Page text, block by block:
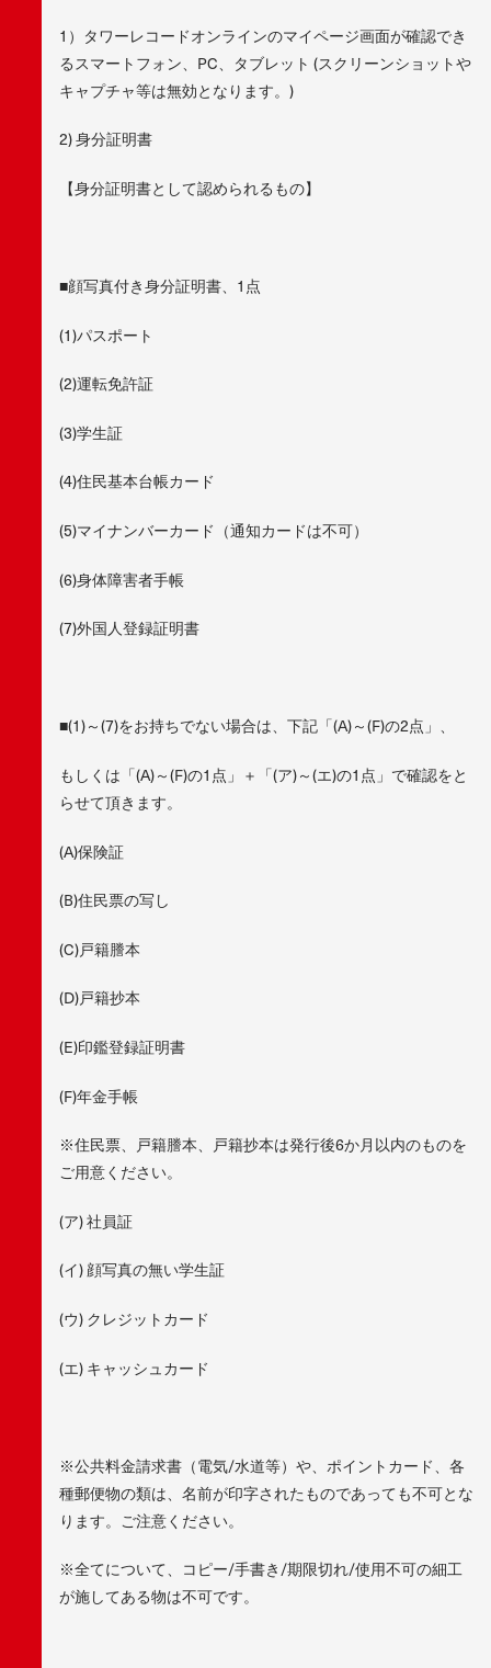
1）タワーレコードオンラインのマイページ画面が確認でき
るスマートフォン、PC、タブレット (スクリーンショットや
キャプチャ等は無効となります。)
2) 身分証明書
【身分証明書として認められるもの】
■顔写真付き身分証明書、1点
(1)パスポート
(2)運転免許証
(3)学生証
(4)住民基本台帳カード
(5)マイナンバーカード（通知カードは不可）
(6)身体障害者手帳
(7)外国人登録証明書
■(1)～(7)をお持ちでない場合は、下記「(A)～(F)の2点」、
もしくは「(A)～(F)の1点」＋「(ア)～(エ)の1点」で確認をと
らせて頂きます。
(A)保険証
(B)住民票の写し
(C)戸籍謄本
(D)戸籍抄本
(E)印鑑登録証明書
(F)年金手帳
※住民票、戸籍謄本、戸籍抄本は発行後6か月以内のものを
ご用意ください。
(ア) 社員証
(イ) 顔写真の無い学生証
(ウ) クレジットカード
(エ) キャッシュカード
※公共料金請求書（電気/水道等）や、ポイントカード、各
種郵便物の類は、名前が印字されたものであっても不可とな
ります。ご注意ください。
※全てについて、コピー/手書き/期限切れ/使用不可の細工
が施してある物は不可です。